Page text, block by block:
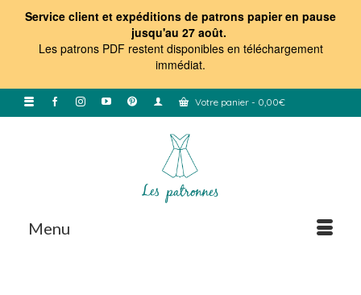
Service client et expéditions de patrons papier en pause
jusqu'au 27 août.
Les patrons PDF restent disponibles en téléchargement
immédiat.
Votre panier - 0,00€
Menu